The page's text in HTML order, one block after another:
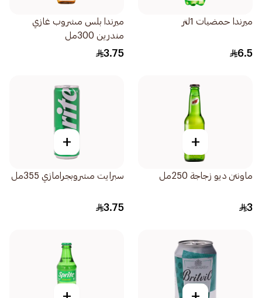
ميرندا حمضيات 1لتر
6.5
ميرندا بلس مشروب غازي
مندرين 300مل
3.75
+
ماونتن ديو زجاجة 250مل
3
+
سبرايت مشروبجرامازي 355مل
3.75